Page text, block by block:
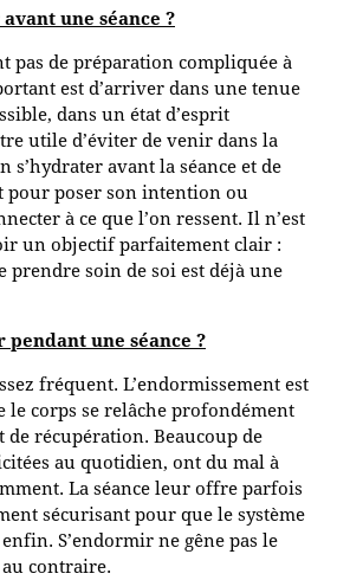
une séance ?
pas de préparation compliquée à
est d’arriver dans une tenue
dans un état d’esprit
utile d’éviter de venir dans la
s’hydrater avant la séance et de
pour poser son intention ou
à ce que l’on ressent. Il n’est
un objectif parfaitement clair :
prendre soin de soi est déjà une
pendant une séance ?
fréquent. L’endormissement est
le corps se relâche profondément
de récupération. Beaucoup de
au quotidien, ont du mal à
La séance leur offre parfois
sécurisant pour que le système
S’endormir ne gêne pas le
contraire.